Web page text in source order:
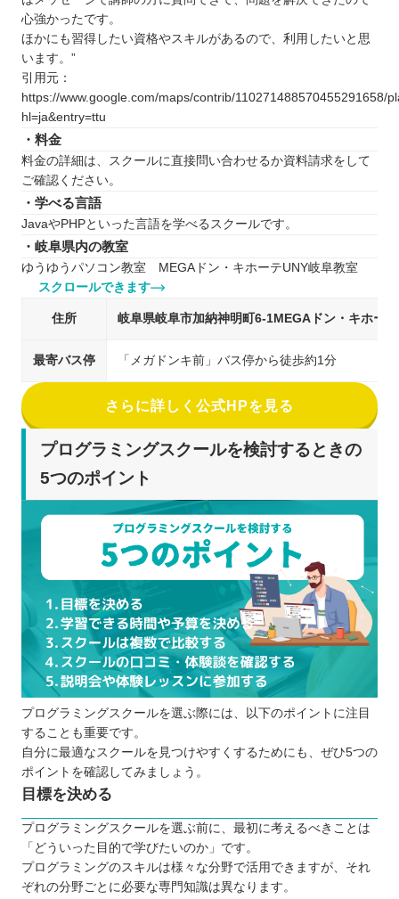
心強かったです。
ほかにも習得したい資格やスキルがあるので、利用したいと思
います。”
引用元：
https://www.google.com/maps/contrib/
hl=ja&entry=ttu
・料金
料金の詳細は、スクールに直接問い合わせるか資料請求をして
ご確認ください。
・学べる言語
JavaやPHPといった言語を学べるスクールです。
・岐阜県内の教室
ゆうゆうパソコン教室 MEGAドン・キホーテUNY岐阜教室
スクロールできます
住所 岐阜県岐阜市加納神明町6-1MEGAドン・キホー
最寄バス停 「メガドンキ前」バス停から徒歩約1分
さらに詳しく公式HPを見る
プログラミングスクールを検討するときの
5つのポイント
プログラミングスクールを選ぶ際には、以下のポイントに注目
することも重要です。
自分に最適なスクールを見つけやすくするためにも、ぜひ5つの
ポイントを確認してみましょう。
目標を決める
プログラミングスクールを選ぶ前に、最初に考えるべきことは
「どういった目的で学びたいのか」です。
プログラミングのスキルは様々な分野で活用できますが、それ
ぞれの分野ごとに必要な専門知識は異なります。